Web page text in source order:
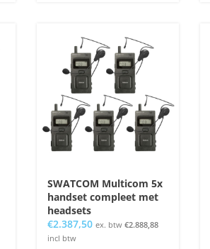
SWATCOM Multicom 5x
handset compleet met
headsets
€2.387,50 ex. btw €2.888,88
incl btw